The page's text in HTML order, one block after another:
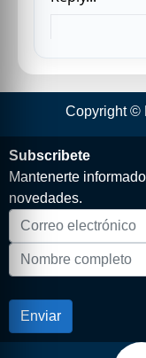
Copyright ©
Subscribete
Mantenerte
novedades.